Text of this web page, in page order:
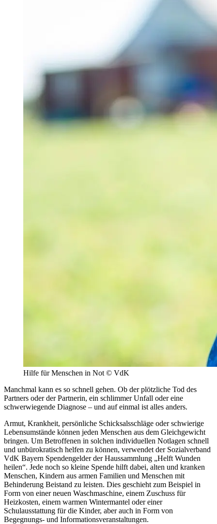
Hilfe für Menschen in Not © VdK
Manchmal kann es so schnell gehen. Ob der plötzliche Tod des
Partners oder der Partnerin, ein schlimmer Unfall oder eine
schwerwiegende Diagnose – und auf einmal ist alles anders.
Armut, Krankheit, persönliche Schicksalsschläge oder schwierige
Lebensumstände können jeden Menschen aus dem Gleichgewicht
bringen. Um Betroffenen in solchen individuellen Notlagen schnell
und unbürokratisch helfen zu können, verwendet der Sozialverband
VdK Bayern Spendengelder der Haussammlung „Helft Wunden
heilen“. Jede noch so kleine Spende hilft dabei, alten und kranken
Menschen, Kindern aus armen Familien und Menschen mit
Behinderung Beistand zu leisten. Dies geschieht zum Beispiel in
Form von einer neuen Waschmaschine, einem Zuschuss für
Heizkosten, einem warmen Wintermantel oder einer
Schulausstattung für die Kinder, aber auch in Form von
Begegnungs- und Informationsveranstaltungen.